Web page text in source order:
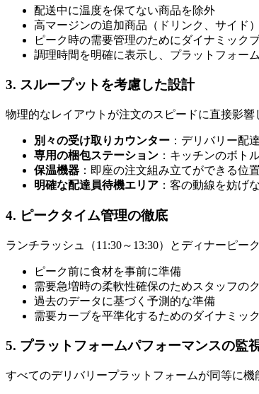
配送中に温度を保てない商品を除外
高マージンの追加商品（ドリンク、サイド
ピーク時の需要管理のためにダイナミック
調理時間を明確に表示し、プラットフォー
3. スループットを考慮した設計
物理的なレイアウトが注文のスピードに直接影響
別々の受け取りカウンター ：デリバリー配
専用の梱包ステーション ：キッチンのボト
保温機器 ：即座の注文組み立てができる位
明確な配達員待機エリア ：客の動線を妨げ
4. ピークタイム管理の徹底
ランチラッシュ（11:30～13:30）とディナーピー
ピーク前に食材を事前に準備
需要急増時の柔軟性確保のためスタッフの
過去のデータに基づく予測的な準備
需要カーブを平準化するためのダイナミッ
5. プラットフォームパフォーマンスの監
すべてのデリバリープラットフォームが同等に